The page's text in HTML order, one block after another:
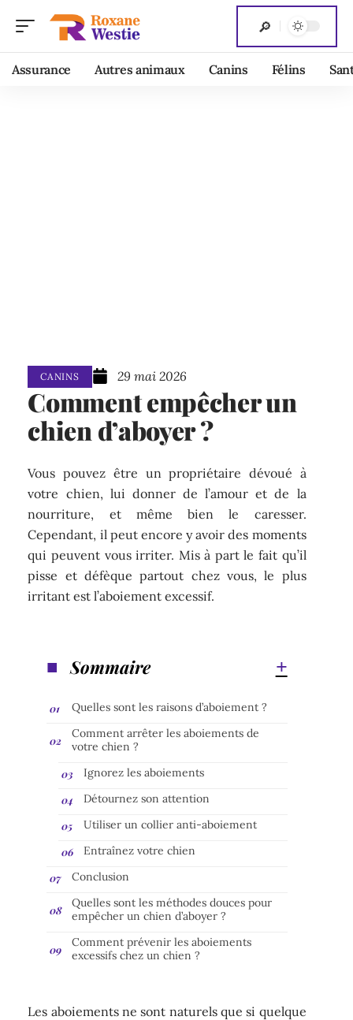
Assurance Autres animaux Canins Félins
CANINS 29 mai 2026
Comment empêcher un
chien d’aboyer ?
Vous pouvez être un propriétaire dévoué à
votre chien, lui donner de l’amour et de la
nourriture, et même bien le caresser.
Cependant, il peut encore y avoir des moments
qui peuvent vous irriter. Mis à part le fait qu’il
pisse et défèque partout chez vous, le plus
irritant est l’aboiement excessif.
Sommaire
Quelles sont les raisons d’aboiement ?
Comment arrêter les aboiements de
votre chien ?
Ignorez les aboiements
Détournez son attention
Utiliser un collier anti-aboiement
Entraînez votre chien
Conclusion
Quelles sont les méthodes douces pour
empêcher un chien d’aboyer ?
Comment prévenir les aboiements
excessifs chez un chien ?
Les aboiements ne sont naturels que si quelque